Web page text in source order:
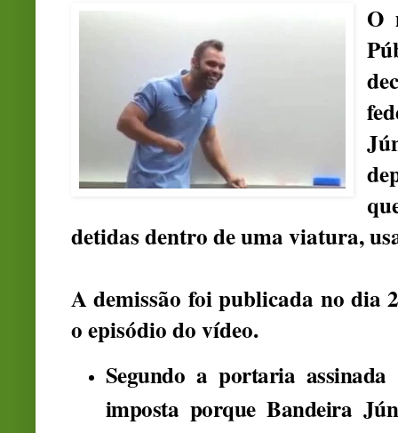
O
detidas dentro de uma viatura,
A demissão foi publicada no dia
o episódio do vídeo.
Segundo a portaria
imposta porque Bandeira